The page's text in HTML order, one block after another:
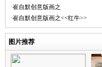
·崔自默创意版画之
·崔自默创意版画之<<红牛>>
图片推荐